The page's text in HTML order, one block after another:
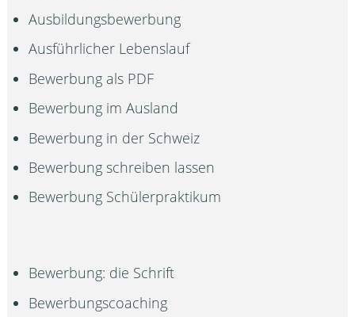
Ausbildungsbewerbung
Ausführlicher Lebenslauf
Bewerbung als PDF
Bewerbung im Ausland
Bewerbung in der Schweiz
Bewerbung schreiben lassen
Bewerbung Schülerpraktikum
Bewerbung: die Schrift
Bewerbungscoaching